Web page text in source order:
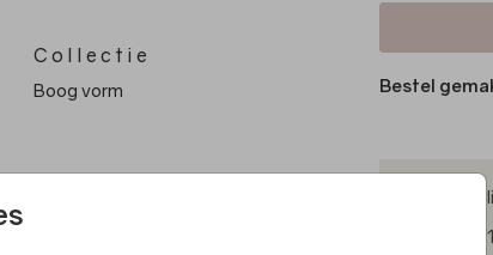
Collectie
Boog vorm Bestel